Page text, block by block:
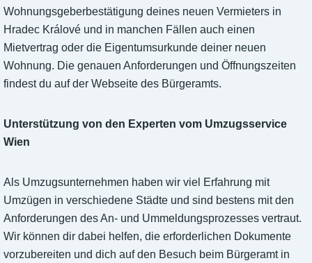
Wohnungsgeberbestätigung deines neuen Vermieters in
Hradec Králové und in manchen Fällen auch einen
Mietvertrag oder die Eigentumsurkunde deiner neuen
Wohnung. Die genauen Anforderungen und Öffnungszeiten
findest du auf der Webseite des Bürgeramts.
Unterstützung von den Experten vom Umzugsservice
Wien
Als Umzugsunternehmen haben wir viel Erfahrung mit
Umzügen in verschiedene Städte und sind bestens mit den
Anforderungen des An- und Ummeldungsprozesses vertraut.
Wir können dir dabei helfen, die erforderlichen Dokumente
vorzubereiten und dich auf den Besuch beim Bürgeramt in